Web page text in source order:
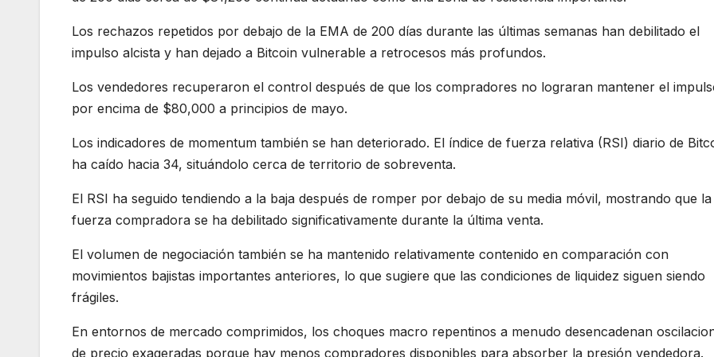
Los rechazos repetidos por debajo de la EMA de 200 días durante las últimas semanas han debilitado el
impulso alcista y han dejado a Bitcoin vulnerable a retrocesos más profundos.
Los vendedores recuperaron el control después de que los compradores no lograran mantener el
por encima de $80,000 a principios de mayo.
Los indicadores de momentum también se han deteriorado. El índice de fuerza relativa (RSI) diario de
ha caído hacia 34, situándolo cerca de territorio de sobreventa.
El RSI ha seguido tendiendo a la baja después de romper por debajo de su media móvil, mostrando que la
fuerza compradora se ha debilitado significativamente durante la última venta.
El volumen de negociación también se ha mantenido relativamente contenido en comparación con
movimientos bajistas importantes anteriores, lo que sugiere que las condiciones de liquidez siguen siendo
frágiles.
En entornos de mercado comprimidos, los choques macro repentinos a menudo desencadenan
de precio exageradas porque hay menos compradores disponibles para absorber la presión vendedora.